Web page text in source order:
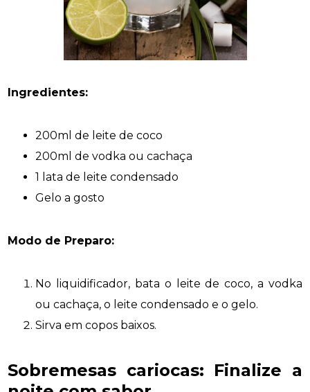
Ingredientes:
200ml de leite de coco
200ml de vodka ou cachaça
1 lata de leite condensado
Gelo a gosto
Modo de Preparo:
No liquidificador, bata o leite de coco, a vodka
ou cachaça, o leite condensado e o gelo.
Sirva em copos baixos.
Sobremesas cariocas: Finalize a